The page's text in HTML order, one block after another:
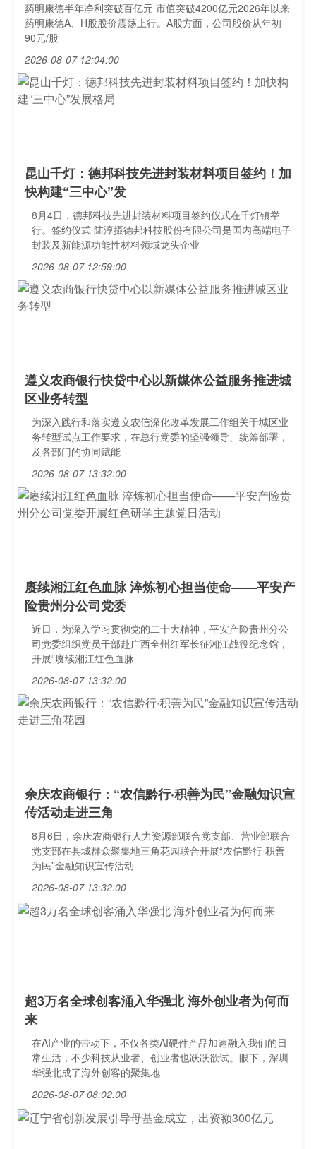
药明康德半年净利突破百亿元 市值突破4200亿元2026年以来
药明康德A、H股股价震荡上行。A股方面，公司股价从年初
90元/股
2026-08-07 12:04:00
昆山千灯：德邦科技先进封装材料项目签约！加
快构建“三中心”发
8月4日，德邦科技先进封装材料项目签约仪式在千灯镇举
行。签约仪式 陆淳摄德邦科技股份有限公司是国内高端电子
封装及新能源功能性材料领域龙头企业
2026-08-07 12:59:00
遵义农商银行快贷中心以新媒体公益服务推进城
区业务转型
为深入践行和落实遵义农信深化改革发展工作组关于城区业
务转型试点工作要求，在总行党委的坚强领导、统筹部署，
及各部门的协同赋能
2026-08-07 13:32:00
赓续湘江红色血脉 淬炼初心担当使命——平安产
险贵州分公司党委
近日，为深入学习贯彻党的二十大精神，平安产险贵州分公
司党委组织党员干部赴广西全州红军长征湘江战役纪念馆，
开展“赓续湘江红色血脉
2026-08-07 13:32:00
余庆农商银行：“农信黔行·积善为民”金融知识宣
传活动走进三角
8月6日，余庆农商银行人力资源部联合党支部、营业部联合
党支部在县城群众聚集地三角花园联合开展“农信黔行·积善
为民”金融知识宣传活动
2026-08-07 13:32:00
超3万名全球创客涌入华强北 海外创业者为何而
来
在AI产业的带动下，不仅各类AI硬件产品加速融入我们的日
常生活，不少科技从业者、创业者也跃跃欲试。眼下，深圳
华强北成了海外创客的聚集地
2026-08-07 08:02:00